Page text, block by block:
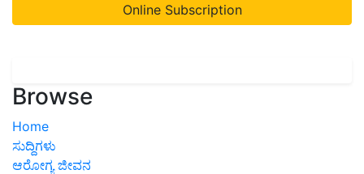
Online Subscription
Browse
Home
ಸುದ್ದಿಗಳು
ಆರೋಗ್ಯ ಜೀವನ